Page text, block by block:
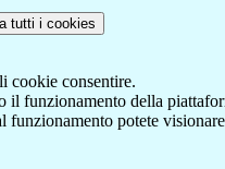
tutti i cookies
cookie consentire.
il funzionamento della
funzionamento potete